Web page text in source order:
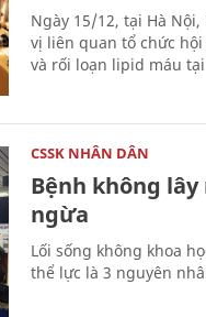
Ngày 15/12, tại Hà
vị liên quan tổ chức
và rối loạn lipid máu
CSSK NHÂN DÂN
Bệnh không
ngừa
Lối sống không khoa
thể lực là 3 nguyên